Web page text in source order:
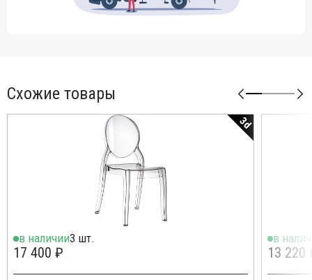
Схожие товары
3d
в наличии3 шт.
17 400 ₽
в
13 220